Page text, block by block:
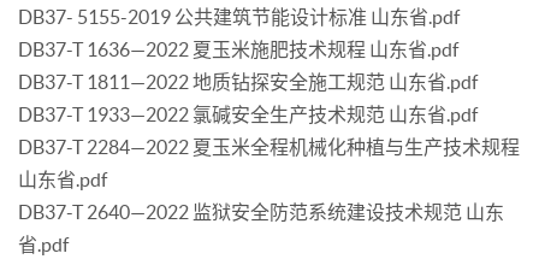
DB37- 5155-2019 公共建筑节能设计标准 山东省.pdf
DB37-T 1636—2022 夏玉米施肥技术规程 山东省.pdf
DB37-T 1811—2022 地质钻探安全施工规范 山东省.pdf
DB37-T 1933—2022 氯碱安全生产技术规范 山东省.pdf
DB37-T 2284—2022 夏玉米全程机械化种植与生产技术规程
山东省.pdf
DB37-T 2640—2022 监狱安全防范系统建设技术规范 山东
省.pdf